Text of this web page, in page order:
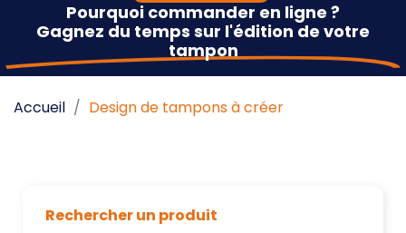
Pourquoi commander en ligne ?
Gagnez du temps sur l'édition de votre
tampon
Accueil Design de tampons à créer
Rechercher un produit